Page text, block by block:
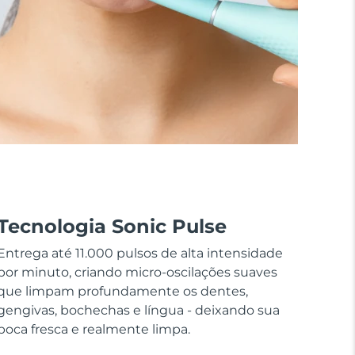
Sonic Pulse
até 11.000 pulsos de alta intensidade
minuto, criando micro-oscilações suaves
limpam profundamente os dentes,
bochechas e língua - deixando sua
fresca e realmente limpa.